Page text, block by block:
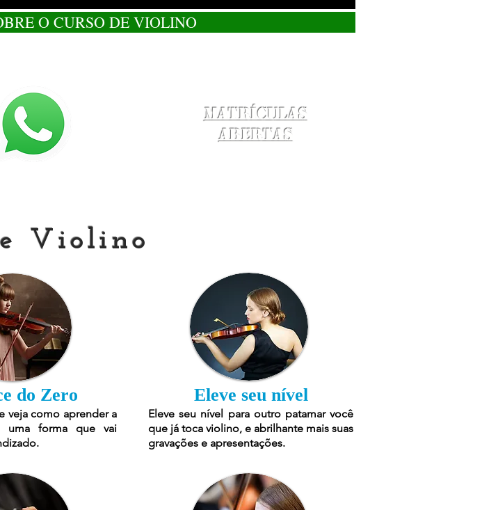
O CURSO DE VIOLINO
Matrículas
Abertas
Violino
do Zero
veja como aprender a
uma forma que vai
Eleve seu nível
Eleve seu nível para outro patamar você
que já toca violino, e abrilhante mais suas
gravações e apresentações.